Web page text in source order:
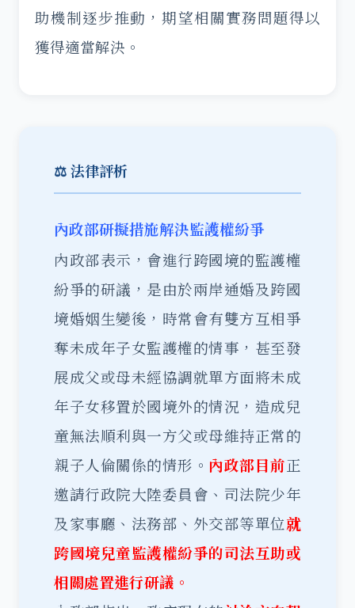
助機制逐步推動，期望相關實務問題得以
獲得適當解決。
⚖️ 法律評析
內政部研擬措施解決監護權紛爭
內政部表示，會進行跨國境的監護權
紛爭的研議，是由於兩岸通婚及跨國
境婚姻生變後，時常會有雙方互相爭
奪未成年子女監護權的情事，甚至發
展成父或母未經協調就單方面將未成
年子女移置於國境外的情況，造成兒
童無法順利與一方父或母維持正常的
親子人倫關係的情形。 內政部目前正
邀請行政院大陸委員會、司法院少年
及家事廳、法務部、外交部等單位就
跨國境兒童監護權紛爭的司法互助或
相關處置進行研議。